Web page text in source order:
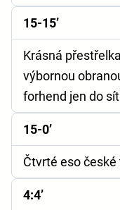
15-15’
Krásná
výbornou
forhend jen do
15-0’
Čtvrté eso české
4:4’